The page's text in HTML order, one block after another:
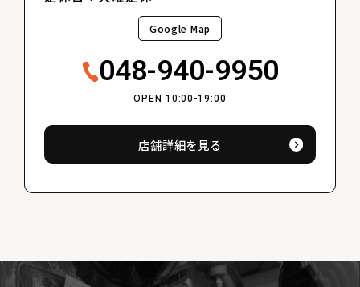
Google Map
048-940-9950
OPEN 10:00-19:00
店舗詳細を見る